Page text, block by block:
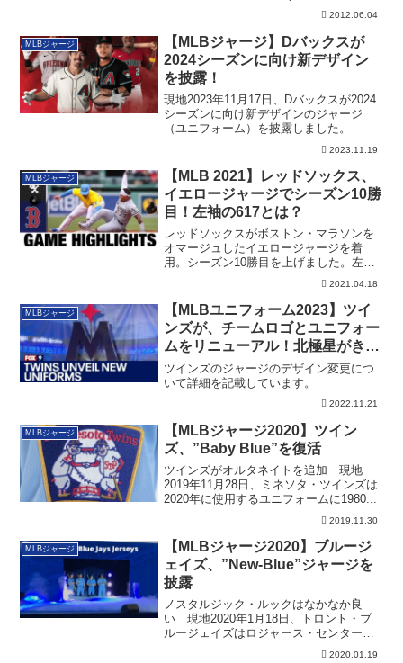
2012.06.04
MLBジャージ
【MLBジャージ】Dバックスが
2024シーズンに向け新デザイン
を披露！
現地2023年11月17日、Dバックスが2024
シーズンに向け新デザインのジャージ
（ユニフォーム）を披露しました。
2023.11.19
MLBジャージ
【MLB 2021】レッドソックス、
イエロージャージでシーズン10勝
目！左袖の617とは？
レッドソックスがボストン・マラソンを
オマージュしたイエロージャージを着
用。シーズン10勝目を上げました。左袖
2021.04.18
MLBジャージ
【MLBユニフォーム2023】ツイ
ンズが、チームロゴとユニフォー
ムをリニューアル！北極星がきら
めく！
ツインズのジャージのデザイン変更につ
いて詳細を記載しています。
2022.11.21
MLBジャージ
【MLBジャージ2020】ツイン
ズ、”Baby Blue”を復活
ツインズがオルタネイトを追加 現地
2019年11月28日、ミネソタ・ツインズは
2020年に使用するユニフォームに1980...
2019.11.30
MLBジャージ
【MLBジャージ2020】ブルージ
ェイズ、”New-Blue”ジャージを
披露
ノスタルジック・ルックはなかなか良
い 現地2020年1月18日、トロント・ブ
ルージェイズはロジャース・センターで
2020.01.19